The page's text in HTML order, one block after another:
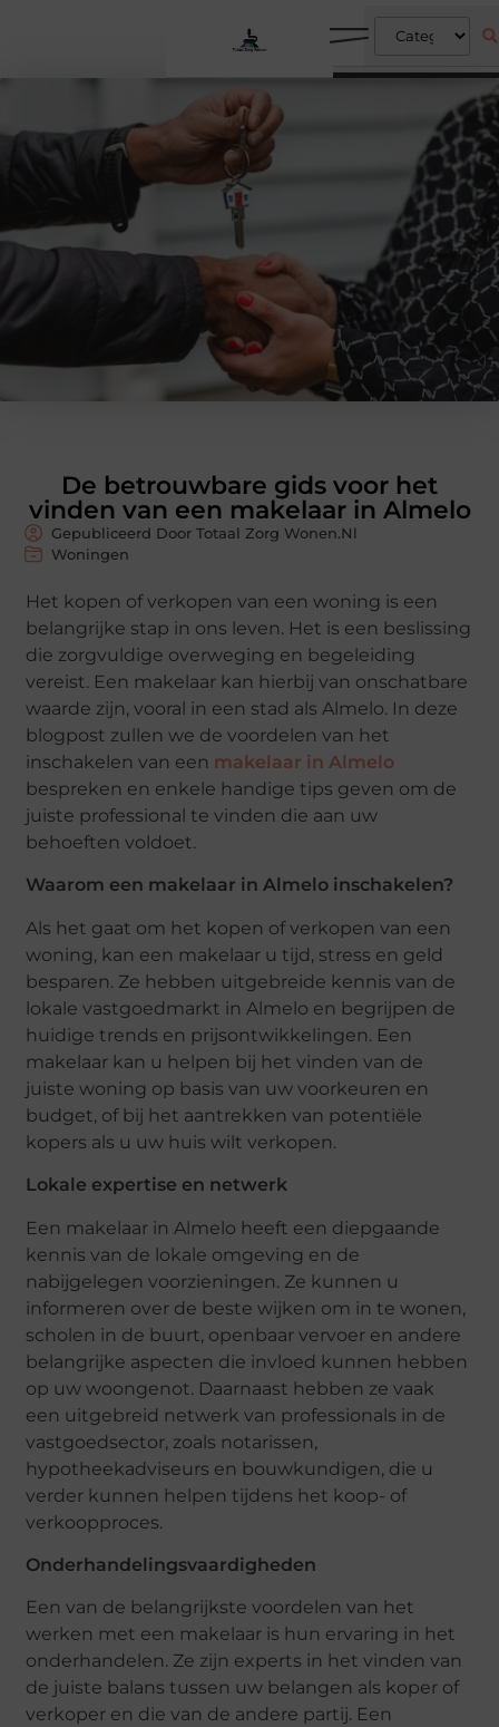
De betrouwbare gids voor het
vinden van een makelaar in Almelo
Gepubliceerd Door Totaal Zorg Wonen.nl
Woningen
Het kopen of verkopen van een woning is een
belangrijke stap in ons leven. Het is een beslissing
die zorgvuldige overweging en begeleiding
vereist. Een makelaar kan hierbij van onschatbare
waarde zijn, vooral in een stad als Almelo. In deze
blogpost zullen we de voordelen van het
inschakelen van een makelaar in Almelo
bespreken en enkele handige tips geven om de
juiste professional te vinden die aan uw
behoeften voldoet.
Waarom een makelaar in Almelo inschakelen?
Als het gaat om het kopen of verkopen van een
woning, kan een makelaar u tijd, stress en geld
besparen. Ze hebben uitgebreide kennis van de
lokale vastgoedmarkt in Almelo en begrijpen de
huidige trends en prijsontwikkelingen. Een
makelaar kan u helpen bij het vinden van de
juiste woning op basis van uw voorkeuren en
budget, of bij het aantrekken van potentiële
kopers als u uw huis wilt verkopen.
Lokale expertise en netwerk
Een makelaar in Almelo heeft een diepgaande
kennis van de lokale omgeving en de
nabijgelegen voorzieningen. Ze kunnen u
informeren over de beste wijken om in te wonen,
scholen in de buurt, openbaar vervoer en andere
belangrijke aspecten die invloed kunnen hebben
op uw woongenot. Daarnaast hebben ze vaak
een uitgebreid netwerk van professionals in de
vastgoedsector, zoals notarissen,
hypotheekadviseurs en bouwkundigen, die u
verder kunnen helpen tijdens het koop- of
verkoopproces.
Onderhandelingsvaardigheden
Een van de belangrijkste voordelen van het
werken met een makelaar is hun ervaring in het
onderhandelen. Ze zijn experts in het vinden van
de juiste balans tussen uw belangen als koper of
verkoper en die van de andere partij. Een